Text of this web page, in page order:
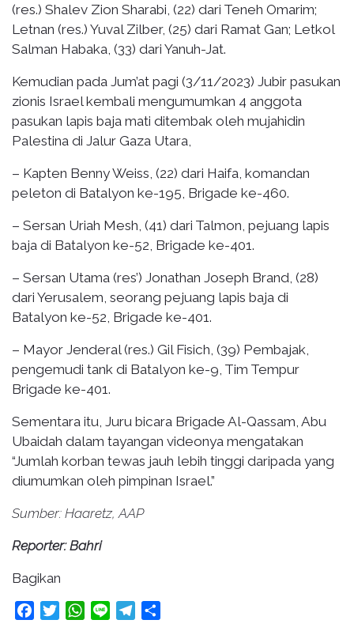
(res.) Shalev Zion Sharabi, (22) dari Teneh Omarim;
Letnan (res.) Yuval Zilber, (25) dari Ramat Gan; Letkol
Salman Habaka, (33) dari Yanuh-Jat.
Kemudian pada Jum’at pagi (3/11/2023) Jubir pasukan
zionis Israel kembali mengumumkan 4 anggota
pasukan lapis baja mati ditembak oleh mujahidin
Palestina di Jalur Gaza Utara,
– Kapten Benny Weiss, (22) dari Haifa, komandan
peleton di Batalyon ke-195, Brigade ke-460.
– Sersan Uriah Mesh, (41) dari Talmon, pejuang lapis
baja di Batalyon ke-52, Brigade ke-401.
– Sersan Utama (res’) Jonathan Joseph Brand, (28)
dari Yerusalem, seorang pejuang lapis baja di
Batalyon ke-52, Brigade ke-401.
– Mayor Jenderal (res.) Gil Fisich, (39) Pembajak,
pengemudi tank di Batalyon ke-9, Tim Tempur
Brigade ke-401.
Sementara itu, Juru bicara Brigade Al-Qassam, Abu
Ubaidah dalam tayangan videonya mengatakan
“Jumlah korban tewas jauh lebih tinggi daripada yang
diumumkan oleh pimpinan Israel.”
Sumber: Haaretz, AAP
Reporter: Bahri
Bagikan
FacebookTwitterWhatsApp
Line Telegram